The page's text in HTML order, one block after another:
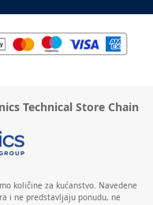
Technical Store Chain
količine za kućanstvo. Navedene
i ne predstavljaju ponudu, ne